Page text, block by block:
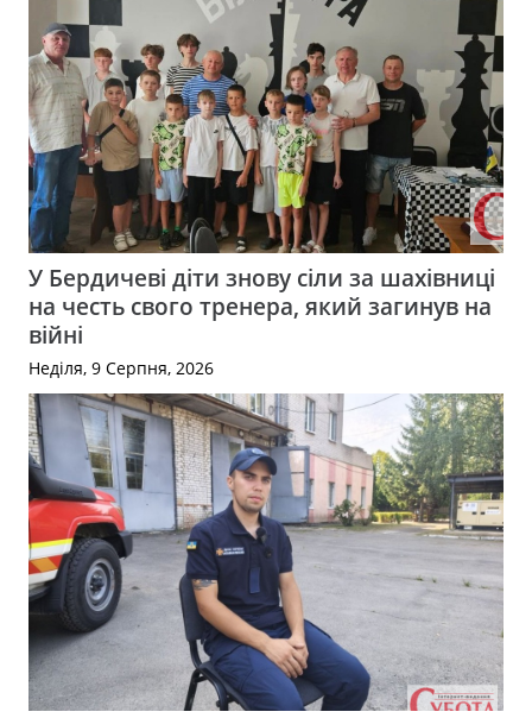
У Бердичеві діти знову сіли за шахівниці
на честь свого тренера, який загинув на
війні
Неділя, 9 Серпня, 2026